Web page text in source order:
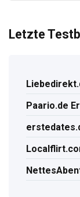
Letzte
Paario.de